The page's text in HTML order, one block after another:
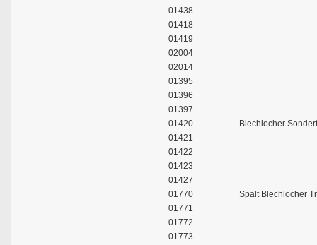
01438
01418
01419
02004
02014
01395
01396
01397
01420
Blechlocher
01421
01422
01423
01427
01770
Spalt Blechlocher
01771
01772
01773